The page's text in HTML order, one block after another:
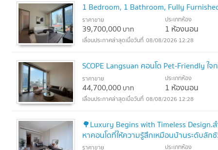
1 Bedroom, 1 Bathroom, Fully
ราคาขาย
39,700,000บาท
ประเภทห้อง
1 ห้องนอน
08/08/2026 12:28
SCOPE Langsuan คอนโด Pet-Friendly
ราคาขาย
44,700,000บาท
ประเภทห้อง
1 ห้องนอน
08/08/2026 12:28
🌳Luxury Begins with Timeless
หาคอนโดที่ให้ความรู้สึกเหมือนบ้านระดับลัก
ราคาขาย ประเภทห้อง